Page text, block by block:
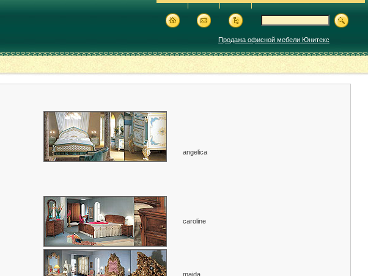
Продажа офисной мебели Юнитекс
angelica
caroline
maida